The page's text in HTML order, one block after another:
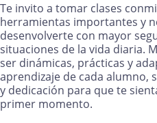
Te invito a tomar clases
herramientas importantes y
desenvolverte con mayor
situaciones de la vida diaria.
ser dinámicas, prácticas y
aprendizaje de cada alumno,
y dedicación para que te
primer momento.